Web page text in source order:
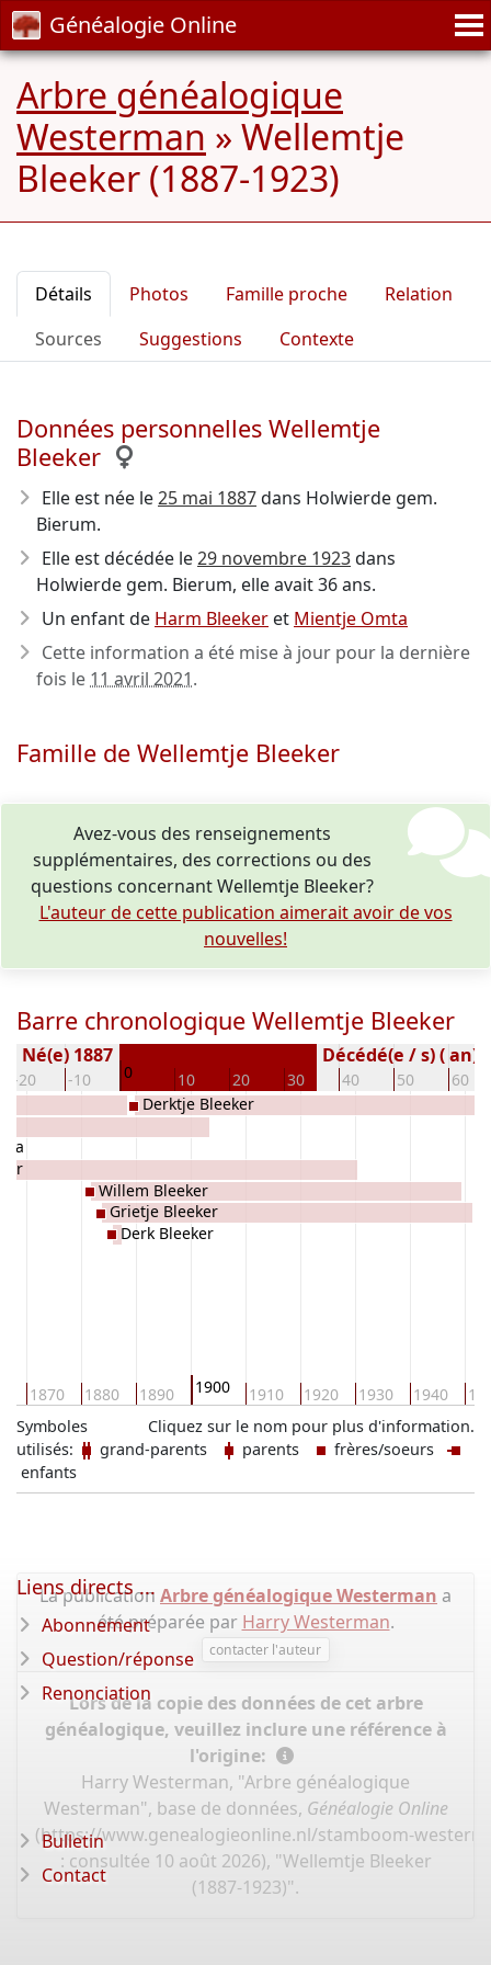
Généalogie Online
Arbre généalogique
Westerman » Wellemtje
Bleeker (1887-1923)
Détails Photos Famille proche
Relation
Sources
Suggestions Contexte
Données personnelles Wellemtje
Bleeker
Elle est née le25 mai 1887dans Holwierde gem.
Bierum.
Elle est décédée le29 novembre 1923dans
Holwierde gem. Bierum, elle avait 36 ans.
Un enfant de Harm Bleeker et Mientje Omta
Cette information a été mise à jour pour la dernière
fois le 11 avril 2021.
Famille de Wellemtje Bleeker
Avez-vous des renseignements
supplémentaires, des corrections ou des
questions concernant Wellemtje Bleeker?
L'auteur de cette publication aimerait avoir de vos
nouvelles!
Barre chronologique Wellemtje Bleeker
-20 -10 0 10 20 30 40 50 60
Né(e) 1887 Décédé(e / s) ( an)
1870 1880 1890 1900 1910 1920 1930 1940
Willem Bleeker
Grietje Bleeker
Derk Bleeker
Derktje Bleeker
Cliquez sur le nom pour plus d'information.
Symboles
utilisés:
grand-parents parents
frères/soeurs
enfants
La publication Arbre généalogique Westerman a
été préparée par Harry Westerman.
contacter l'auteur
Lors de la copie des données de cet arbre
généalogique, veuillez inclure une référence à
l'origine:
Harry Westerman, "Arbre généalogique
Westerman", base de données, Généalogie Online
(https://www.genealogieonline.nl/stamboom-
: consultée 10 août 2026), "Wellemtje Bleeker
(1887-1923)".
Liens directs ...
Abonnement
Question/réponse
Renonciation
Bulletin
Contact